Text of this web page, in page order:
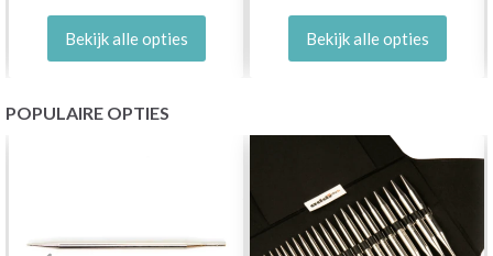
Bekijk alle opties Bekijk alle opties
POPULAIRE OPTIES